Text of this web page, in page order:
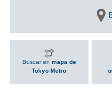
Buscar en mapa de
Tokyo Metro